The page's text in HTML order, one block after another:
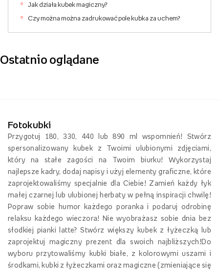
Jak działa kubek magiczny?
Czy można można zadrukować pole kubka za uchem?
Ostatnio oglądane
Fotokubki
Przygotuj 180, 330, 440 lub 890 ml wspomnień! Stwórz
spersonalizowany kubek z Twoimi ulubionymi zdjęciami,
który na stałe zagości na Twoim biurku! Wykorzystaj
najlepsze kadry, dodaj napisy i użyj elementy graficzne, które
zaprojektowaliśmy specjalnie dla Ciebie! Zamień każdy łyk
małej czarnej lub ulubionej herbaty w pełną inspiracji chwilę!
Popraw sobie humor każdego poranka i podaruj odrobinę
relaksu każdego wieczora! Nie wyobrażasz sobie dnia bez
słodkiej pianki latte? Stwórz większy kubek z łyżeczką lub
zaprojektuj magiczny prezent dla swoich najbliższych!Do
wyboru przytowaliśmy kubki białe, z kolorowymi uszami i
środkami, kubki z łyżeczkami oraz magiczne (zmieniające się